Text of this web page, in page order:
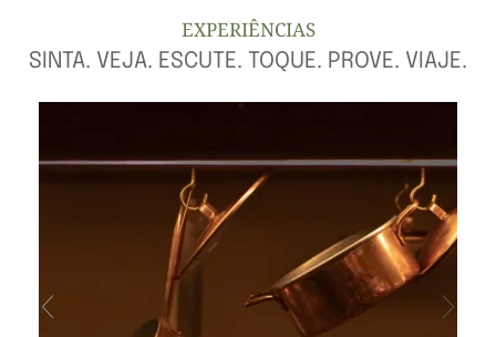
EXPERIÊNCIAS
SINTA. VEJA. ESCUTE. TOQUE. PROVE. VIAJE.